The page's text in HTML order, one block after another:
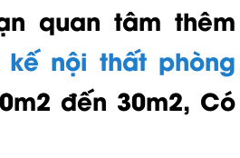
quan tâm thêm
kế nội thất phòng
đến 30m2, Có